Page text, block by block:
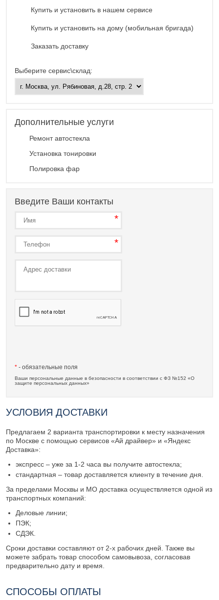
Купить и установить в нашем сервисе
Купить и установить на дому (мобильная бригада)
Заказать доставку
Выберите сервис\склад:
Дополнительные услуги
Ремонт автостекла
Установка тонировки
Полировка фар
Введите Ваши контакты
* - обязательные поля
Ваши персональные данные в безопасности в соответствии с ФЗ №152 «О
защите персональных данных»
УСЛОВИЯ ДОСТАВКИ
Предлагаем 2 варианта транспортировки к месту назначения
по Москве с помощью сервисов «Ай драйвер» и «Яндекс
Доставка»:
экспресс – уже за 1-2 часа вы получите автостекла;
стандартная – товар доставляется клиенту в течение дня.
За пределами Москвы и МО доставка осуществляется одной из
транспортных компаний:
Деловые линии;
ПЭК;
СДЭК.
Сроки доставки составляют от 2-х рабочих дней. Также вы
можете забрать товар способом самовывоза, согласовав
предварительно дату и время.
СПОСОБЫ ОПЛАТЫ